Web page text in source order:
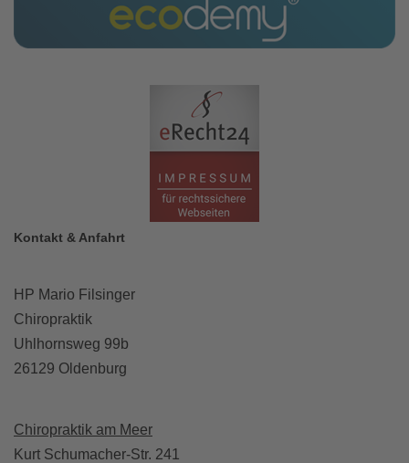
Kontakt & Anfahrt
HP Mario Filsinger
Chiropraktik
Uhlhornsweg 99b
26129 Oldenburg
Chiropraktik am Meer
Kurt Schumacher-Str. 241